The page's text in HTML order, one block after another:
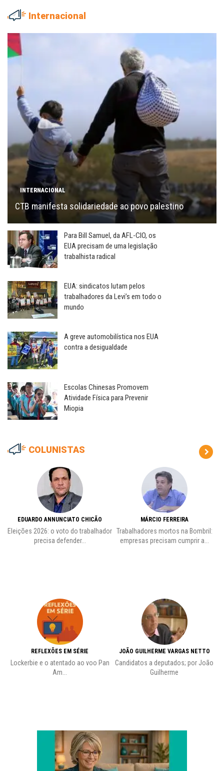
Internacional
INTERNACIONAL
CTB manifesta solidariedade ao povo palestino
Para Bill Samuel, da AFL-CIO, os
EUA precisam de uma legislação
trabalhista radical
EUA: sindicatos lutam pelos
trabalhadores da Levi’s em todo o
mundo
A greve automobilística nos EUA
contra a desigualdade
Escolas Chinesas Promovem
Atividade Física para Prevenir
Miopia
COLUNISTAS
EDUARDO ANNUNCIATO CHICÃO
Eleições 2026: o voto do trabalhador
precisa defender...
REFLEXÕES EM SÉRIE
Lockerbie e o atentado ao voo Pan
Am...
MÁRCIO FERREIRA
Trabalhadores mortos na Bombril:
empresas precisam cumprir a...
JOÃO GUILHERME VARGAS NETTO
Candidatos a deputados; por João
Guilherme